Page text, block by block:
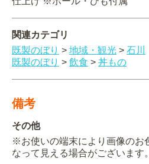
関連カテゴリ
既製のぼり > 地域・観光 > 石川
既製のぼり > 飲食 > 丼もの
備考
その他
※お使いの端末により画像のお
なって見える場合がございます。